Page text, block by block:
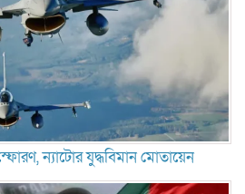
ন্যাটোর যুদ্ধবিমান মোতায়েন